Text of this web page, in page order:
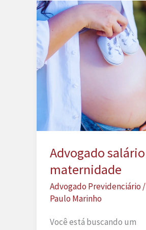
Advogado salário
maternidade
Advogado Previdenciário /
Paulo Marinho
Você está buscando um